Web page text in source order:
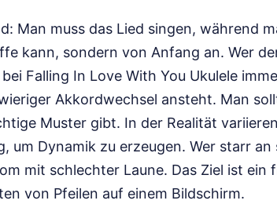
Man muss das Lied singen, während
kann, sondern von Anfang an. Wer
Falling In Love With You Ukulele
Akkordwechsel ansteht. Man
Muster gibt. In der Realität variieren
um Dynamik zu erzeugen. Wer starr an
mit schlechter Laune. Das Ziel ist ein
von Pfeilen auf einem Bildschirm.